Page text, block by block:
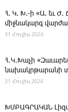
Հ. Կ. Խ.-ի «Ա. եւ Ժ.
միջնակարգ
31 Հուլիս 2026
Հ․Կ․Խաչի
նախակրթարանի
31 Հուլիս 2026
ԽՄԲԱԳՐԱԿԱՆ